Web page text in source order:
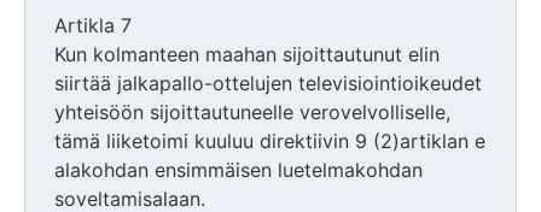
Artikla 7
Kun kolmanteen maahan sijoittautunut elin
siirtää jalkapallo-ottelujen televisiointioikeudet
yhteisöön sijoittautuneelle verovelvolliselle,
tämä liiketoimi kuuluu direktiivin 9 (2)artiklan e
alakohdan ensimmäisen luetelmakohdan
soveltamisalaan.